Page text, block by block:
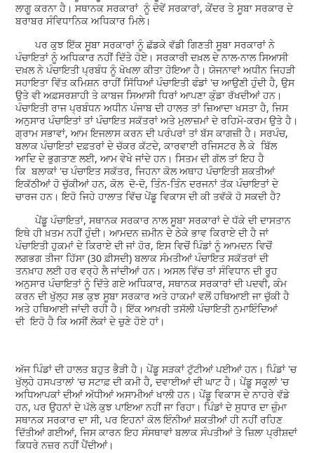
ਲਾਗੂ ਕਰਨਾ ਹੈ। ਸਥਾਨਕ ਸਰਕਾਰਾਂ ਨੂੰ ਦੋਵੇਂ ਸਰਕਾਰਾਂ, ਕੇਂਦਰ ਤੇ ਸੂਬਾ ਸਰਕਾਰ ਦੇ
ਬਰਾਬਰ ਸੰਵਿਧਾਨਿਕ ਅਧਿਕਾਰ ਮਿਲੇ।
ਪਰ ਕੁਝ ਇੱਕ ਸੂਬਾ ਸਰਕਾਰਾਂ ਨੂੰ ਛੱਡਕੇ ਵੱਡੀ ਗਿਣਤੀ ਸੂਬਾ ਸਰਕਾਰਾਂ ਨੇ
ਪੰਚਾਇਤਾਂ ਨੂੰ ਅਧਿਕਾਰ ਨਹੀਂ ਦਿੱਤੇ ਹੋਏ। ਸਰਕਾਰੀ ਦਖ਼ਲ ਦੇ ਨਾਲ-ਨਾਲ ਸਿਆਸੀ
ਦਖ਼ਲ ਨੇ ਪੰਚਾਇਤੀ ਪ੍ਰਬੰਧ ਨੂੰ ਖੋਖਲਾ ਕੀਤਾ ਹੋਇਆ ਹੈ। ਯੋਜਨਾਵਾਂ ਅਧੀਨ ਜਿਹੜੀ
ਸਹਾਇਤਾ ਵਿੱਤ ਕਮਿਸ਼ਨ ਰਾਹੀਂ ਸਿੱਧਿਆਂ ਪੰਚਾਇਤੀ ਫੰਡਾਂ 'ਚ ਆਉਣੀ ਹੁੰਦੀ ਹੈ, ਉਸ
ਉਤੇ ਵੀ ਅਫ਼ਸਰਸ਼ਾਹੀ ਤੇ ਕਾਬਜ ਸਿਆਸੀ ਧਿਰਾਂ ਆਪਣਾ ਕੁੰਡਾ ਰੱਖਦੀਆਂ ਹਨ।
ਪੰਚਾਇਤੀ ਰਾਜ ਪ੍ਰਬੰਧਨ ਅਧੀਨ ਪੰਜਾਬ ਦੀ ਹਾਲਤ ਤਾਂ ਜ਼ਿਆਦਾ ਖਸਤਾ ਹੈ, ਜਿਸ
ਅਨੁਸਾਰ ਪੰਚਾਇਤਾਂ ਤਾਂ ਪੰਚਾਇਤ ਸਕੱਤਰਾਂ ਅਤੇ ਮੁਲਾਜ਼ਮਾਂ ਦੇ ਰਹਿਮੋ-ਕਰਮ ਉਤੇ ਹੈ।
ਗ੍ਰਾਮ ਸਭਾਵਾਂ, ਆਮ ਇਜਲਾਸ ਕਰਨ ਦੀ ਪਰੰਪਰਾਂ ਤਾਂ ਬੱਸ ਕਾਗਜ਼ੀ ਹੈ। ਸਰਪੰਚ,
ਬਲਾਕ ਪੰਚਾਇਤਾਂ ਦਫ਼ਤਰਾਂ ਦੇ ਚੱਕਰ ਕੱਟਦੇ, ਕਾਰਵਾਈ ਰਜਿਸਟਰ ਲੈ ਕੇ ਬਿੱਲ
ਆਦਿ ਦੇ ਭੁਗਤਾਣ ਲਈ, ਆਮ ਵੇਖੇ ਜਾਂਦੇ ਹਨ। ਸਿਤਮ ਦੀ ਗੱਲ ਤਾਂ ਇਹ ਹੈ
ਕਿ ਬਲਾਕਾਂ 'ਚ ਪੰਚਾਇਤ ਸਕੱਤਰ, ਜਿਹਨਾ ਕੋਲ ਅਥਾਹ ਪੰਚਾਇਤੀ ਸ਼ਕਤੀਆਂ
ਇਕੱਠੀਆਂ ਹੋ ਚੁੱਕੀਆਂ ਹਨ, ਕੋਲ ਦੋ-ਦੋ, ਤਿੰਨ-ਤਿੰਨ ਦਰਜਨਾਂ ਤੱਕ ਪੰਚਾਇਤਾਂ ਦੇ
ਚਾਰਜ ਹਨ। ਇਹੋ ਜਿਹੇ ਹਾਲਾਤ ਵਿੱਚ ਪੇਂਡੂ ਵਿਕਾਸ ਦੀ ਕੀ ਤਵੱਕੋ ਹੋ ਸਕਦੀ ਹੈ?
ਪੇਂਡੂ ਪੰਚਾਇਤਾਂ, ਸਥਾਨਕ ਸਰਕਾਰ ਨਾਲ ਸੂਬਾ ਸਰਕਾਰਾਂ ਦੇ ਧੱਕੇ ਦੀ ਦਾਸਤਾਨ
ਇਥੇ ਹੀ ਖ਼ਤਮ ਨਹੀਂ ਹੁੰਦੀ। ਆਮਦਨ ਜ਼ਮੀਨ ਦੇ ਠੇਕੇ ਭਾਵ ਕਿਰਾਏ ਦੀ ਹੈ ਜਾਂ
ਪੰਚਾਇਤੀ ਹੁਕਮਾਂ ਦੇ ਕਿਰਾਏ ਦੀ ਜਾਂ ਹੋਰ, ਇਸ ਵਿਚੋਂ ਪਿੰਡਾਂ ਨੂੰ ਆਮਦਨ ਵਿਚੋਂ
ਲਗਭਗ ਤੀਜਾ ਹਿੱਸਾ (30 ਫ਼ੀਸਦੀ) ਬਲਾਕ ਸੰਮਤੀਆਂ ਪੰਚਾਇਤ ਸਕੱਤਰਾਂ ਦੀ
ਤਨਖ਼ਾਹ ਲਈ ਹਰ ਵਰ੍ਹੇ ਲੈ ਜਾਂਦੀਆਂ ਹਨ। ਅਸਲ ਵਿੱਚ ਤਾਂ ਸੰਵਿਧਾਨ ਦੀ ਰੂਹ
ਅਨੁਸਾਰ ਪੰਚਾਇਤਾਂ ਨੂੰ ਦਿੱਤੇ ਗਏ ਅਧਿਕਾਰ, ਸਥਾਨਕ ਸਰਕਾਰਾਂ ਦੀ ਪਦਵੀ, ਕੰਮ
ਕਰਨ ਦੀ ਖੁੱਲ੍ਹ ਸਭ ਕੁਝ ਸੂਬਾ ਸਰਕਾਰ ਅਤੇ ਹਾਕਮਾਂ ਵਲੋਂ ਹਥਿਆਈ ਜਾ ਚੁੱਕੀ ਹੈ
ਅਤੇ ਹਥਿਆਈ ਜਾਂਦੀ ਰਹੀ ਹੈ। ਇੱਕ ਆਖ਼ਰੀ ਤਸੱਲੀ ਪੰਚਾਇਤੀ ਨੁਮਾਇੰਦਿਆਂ
ਦੀ ਇਹੋ ਹੈ ਕਿ ਅਸੀਂ ਲੋਕਾਂ ਦੇ ਚੁਣੇ ਹੋਏ ਹਾਂ।
ਅੱਜ ਪਿੰਡਾਂ ਦੀ ਹਾਲਤ ਬਹੁਤ ਭੈੜੀ ਹੈ। ਪੇਂਡੂ ਸੜਕਾਂ ਟੁੱਟੀਆਂ ਪਈਆਂ ਹਨ। ਪਿੰਡਾਂ 'ਚ
ਖੁੱਲ੍ਹੇ ਹਸਪਤਾਲਾਂ 'ਚ ਸਟਾਫ਼ ਦੀ ਕਮੀ ਹੈ, ਦਵਾਈਆਂ ਦੀ ਘਾਟ ਹੈ। ਪੇਂਡੂ ਸਕੂਲਾਂ 'ਚ
ਅਧਿਆਪਕਾਂ ਦੀਆਂ ਅੱਧੀਆਂ ਅਸਾਮੀਆਂ ਖਾਲੀ ਹਨ। ਪੇਂਡੂ ਵਿਕਾਸ ਦੇ ਨਾਹਰੇ ਵੱਡੇ
ਹਨ, ਪਰ ਉਹਨਾਂ ਦੇ ਪੱਲੇ ਕੁਝ ਪਾਇਆ ਨਹੀਂ ਜਾ ਰਿਹਾ। ਪਿੰਡਾਂ ਦੇ ਸੁਧਾਰ ਦਾ ਜ਼ੁੰਮਾ
ਸਥਾਨਕ ਸਰਕਾਰ ਦਾ ਸੀ, ਪਰ ਇਹਨਾਂ ਕੋਲ ਇੰਨੀਆਂ ਸ਼ਕਤੀਆਂ ਹੀ ਨਹੀਂ ਰਹਿਣ
ਦਿੱਤੀਆਂ ਗਈਆਂ, ਜਿਸ ਕਾਰਨ ਇਹ ਸੰਸਥਾਵਾਂ ਬਲਾਕ ਸੰਪਤੀਆਂ ਤੇ ਜ਼ਿਲਾ ਪ੍ਰੀਸ਼ਦਾਂ
ਕਿਧਰੇ ਨਜ਼ਰ ਨਹੀਂ ਪੈਂਦੀਆਂ।